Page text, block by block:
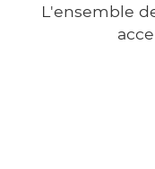
L'ensemble